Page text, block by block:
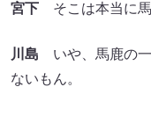
宮下 そこは本当に馬
川島 いや、馬鹿の
ないもん。